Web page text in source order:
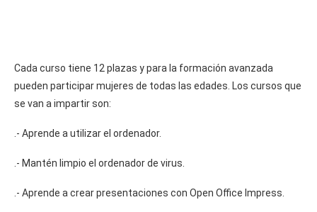
Cada curso tiene 12 plazas y para la formación avanzada
pueden participar mujeres de todas las edades. Los cursos que
se van a impartir son:
.- Aprende a utilizar el ordenador.
.- Mantén limpio el ordenador de virus.
.- Aprende a crear presentaciones con Open Office Impress.